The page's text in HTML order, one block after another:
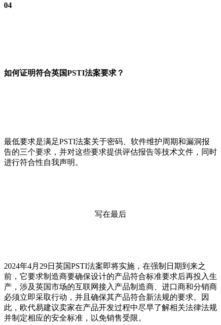
04
如何证明符合英国PSTI法案要求？
最低要求是满足PSTI法案关于密码、软件维护周期和漏洞报
告的三个要求，并对这些要求提供评估报告等技术文件，同时
进行符合性自我声明。
写在最后
2024年4月29日英国PSTI法案即将实施，在强制日期到来之
前，它要求制造商要确保设计的产品符合标准要求后再投入生
产，涉及英国市场的互联网接入产品制造商、进口商和分销商
必须立即采取行动，并且确保其产品符合新法规的要求。因
此，欧代易建议卖家在产品开发过程中尽早了解相关法律法规
并制定相应的安全标准，以免销售受限。